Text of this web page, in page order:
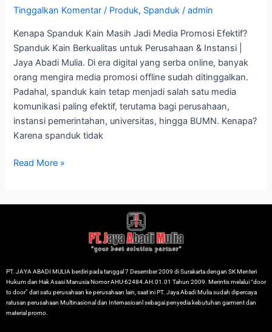
Tinggalkan Komentar / Produk, Spanduk /admin
Kenapa Spanduk Kain Masih Jadi Media Promosi Efektif?
Spanduk Kain Berkualitas untuk Perusahaan & Instansi |
Jaya Abadi Mulia. Di era digital yang serba online, banyak
orang mengira media promosi offline sudah ditinggalkan.
Padahal, spanduk kain tetap menjadi salah satu media
komunikasi paling efektif, terutama bagi perusahaan,
instansi pemerintahan, universitas, hingga BUMN. Kenapa?
Karena spanduk tidak
Instansi
Jaya
Abadi
Mulia
Read More »
PT. JAYA ABADI MULIA berdiri pada tanggal 7 Desember 2009 di Surakarta dengan SK Menteri
Hukum dan Hak Asasi Manusia Nomor AHU-62484.AH.01.01 Tahun 2009. Merintis melalui “door
to door” dari satu perusahaan ke perusahaan lain, saat ini PT. Jaya Abadi Mulia sudah dipercaya
ratusan perusahaan Multinasional dan Internasioanl sebagai penyedia kebutuhan garment dan
material promo.